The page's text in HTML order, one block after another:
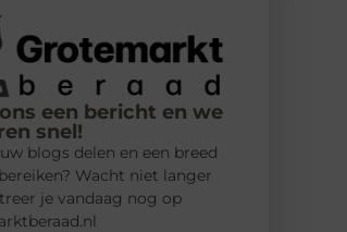
een bericht en we
snel!
blogs delen en een breed
Wacht niet langer
je vandaag nog op